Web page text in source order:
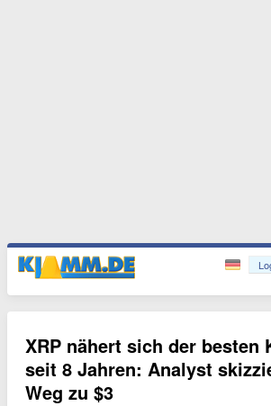
XRP nähert sich der besten
seit 8 Jahren: Analyst
Weg zu $3